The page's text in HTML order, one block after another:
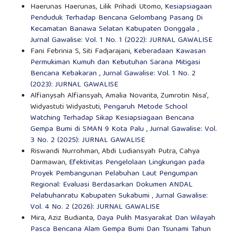
Haerunas Haerunas, Lilik Prihadi Utomo, Kesiapsiagaan
Penduduk Terhadap Bencana Gelombang Pasang Di
Kecamatan Banawa Selatan Kabupaten Donggala ,
Jurnal Gawalise: Vol. 1 No. 1 (2022): JURNAL GAWALISE
Fani Febrinia S, Siti Fadjarajani, Keberadaan Kawasan
Permukiman Kumuh dan Kebutuhan Sarana Mitigasi
Bencana Kebakaran ,Jurnal Gawalise: Vol. 1 No. 2
(2023): JURNAL GAWALISE
Alfianysah Alfiansyah, Amalia Novarita, Zumrotin Nisa',
Widyastuti Widyastuti, Pengaruh Metode School
Watching Terhadap Sikap Kesiapsiagaan Bencana
Gempa Bumi di SMAN 9 Kota Palu ,Jurnal Gawalise: Vol.
3 No. 2 (2025): JURNAL GAWALISE
Riswandi Nurrohman, Abdi Ludiansyah Putra, Cahya
Darmawan, Efektivitas Pengelolaan Lingkungan pada
Proyek Pembangunan Pelabuhan Laut Pengumpan
Regional: Evaluasi Berdasarkan Dokumen ANDAL
Pelabuhanratu Kabupaten Sukabumi ,Jurnal Gawalise:
Vol. 4 No. 2 (2026): JURNAL GAWALISE
Mira, Aziz Budianta, Daya Pulih Masyarakat Dan Wilayah
Pasca Bencana Alam Gempa Bumi Dan Tsunami Tahun